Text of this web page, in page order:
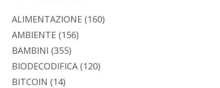
ALIMENTAZIONE (160)
AMBIENTE (156)
BAMBINI (355)
BIODECODIFICA (120)
BITCOIN (14)